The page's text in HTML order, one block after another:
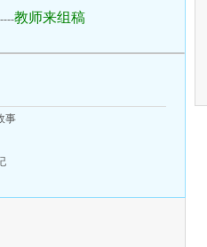
教师来组稿
事